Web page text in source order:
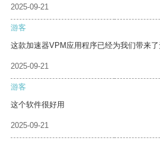
2025-09-21
游客
这款加速器VPM应用程序已经为我们带来了
2025-09-21
游客
这个软件很好用
2025-09-21